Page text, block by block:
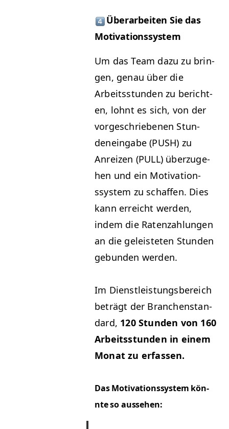
Über­ar­beit­en Sie das
Motivationssystem
Um das Team dazu zu brin­
gen, genau über die
Arbeitsstun­den zu bericht­
en, lohnt es sich, von der
vorgeschriebe­nen Stun­
deneingabe (PUSH) zu
Anreizen (PULL) überzuge­
hen und ein Moti­va­tion­
ssys­tem zu schaf­fen. Dies
kann erre­icht wer­den,
indem die Raten­zahlun­gen
an die geleis­teten Stun­den
gebun­den werden.
Im Dien­stleis­tungs­bere­ich
beträgt der Branchen­stan­
dard, 120 Stun­den von 160
Arbeitsstun­den in einem
Monat zu erfassen.
Das Moti­va­tion­ssys­tem kön­
nte so aussehen: